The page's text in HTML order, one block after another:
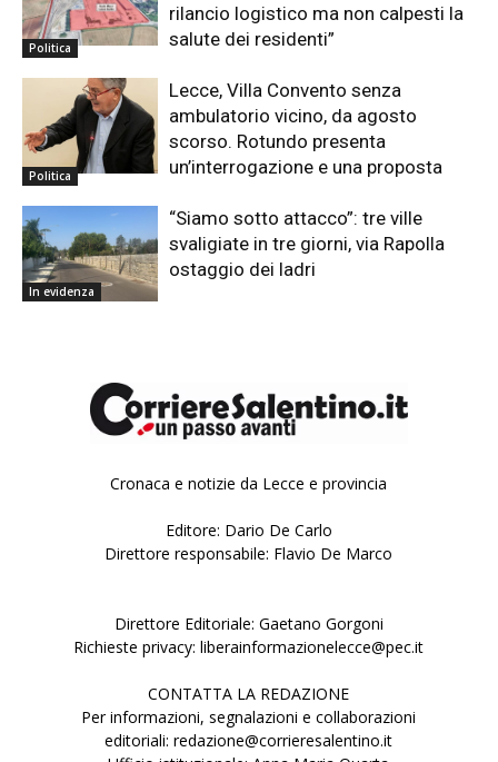
Politica
rilancio logistico ma non calpesti la
salute dei residenti”
Politica
Lecce, Villa Convento senza
ambulatorio vicino, da agosto
scorso. Rotundo presenta
un’interrogazione e una proposta
In evidenza
“Siamo sotto attacco”: tre ville
svaligiate in tre giorni, via Rapolla
ostaggio dei ladri
Cronaca e notizie da Lecce e provincia
Editore: Dario De Carlo
Direttore responsabile: Flavio De Marco
Direttore Editoriale: Gaetano Gorgoni
Richieste privacy: liberainformazionelecce@pec.it
CONTATTA LA REDAZIONE
Per informazioni, segnalazioni e collaborazioni
editoriali: redazione@corrieresalentino.it